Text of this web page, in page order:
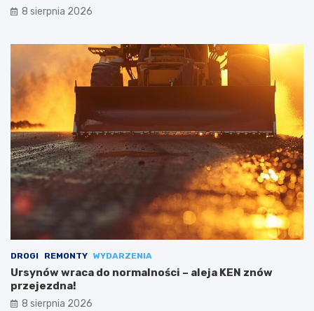
8 sierpnia 2026
DROGI REMONTY WYDARZENIA
Ursynów wraca do normalności – aleja KEN znów
przejezdna!
8 sierpnia 2026